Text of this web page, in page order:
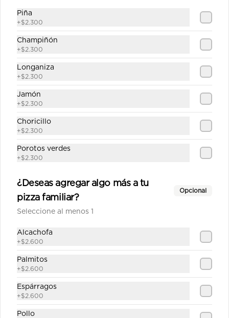
Fiesta pepperoni mediana
Salsa de tomate casera, queso,
cebolla cocida, aceitunas, orégano.
$10.690
pepperoni, champiñón, posta molida,
$12.890
Piña
+$2.300
Champiñón
+$2.300
Longaniza
+$2.300
Jamón
+$2.300
Choricillo
+$2.300
Porotos verdes
+$2.300
¿Deseas agregar algo más a tu
pizza familiar?
Opcional
Seleccione al menos 1
Alcachofa
+$2.600
Palmitos
+$2.600
Espárragos
+$2.600
Pollo